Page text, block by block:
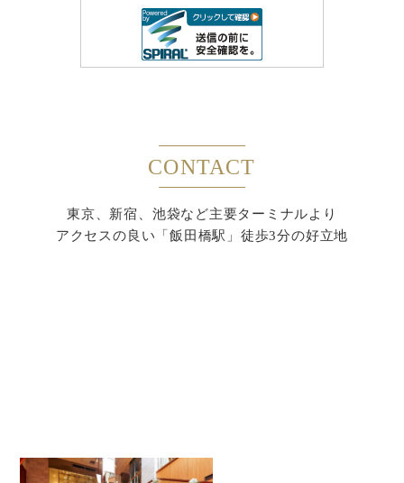
CONTACT
東京、新宿、池袋など主要ターミナルより
アクセスの良い「飯田橋駅」徒歩3分の好立地